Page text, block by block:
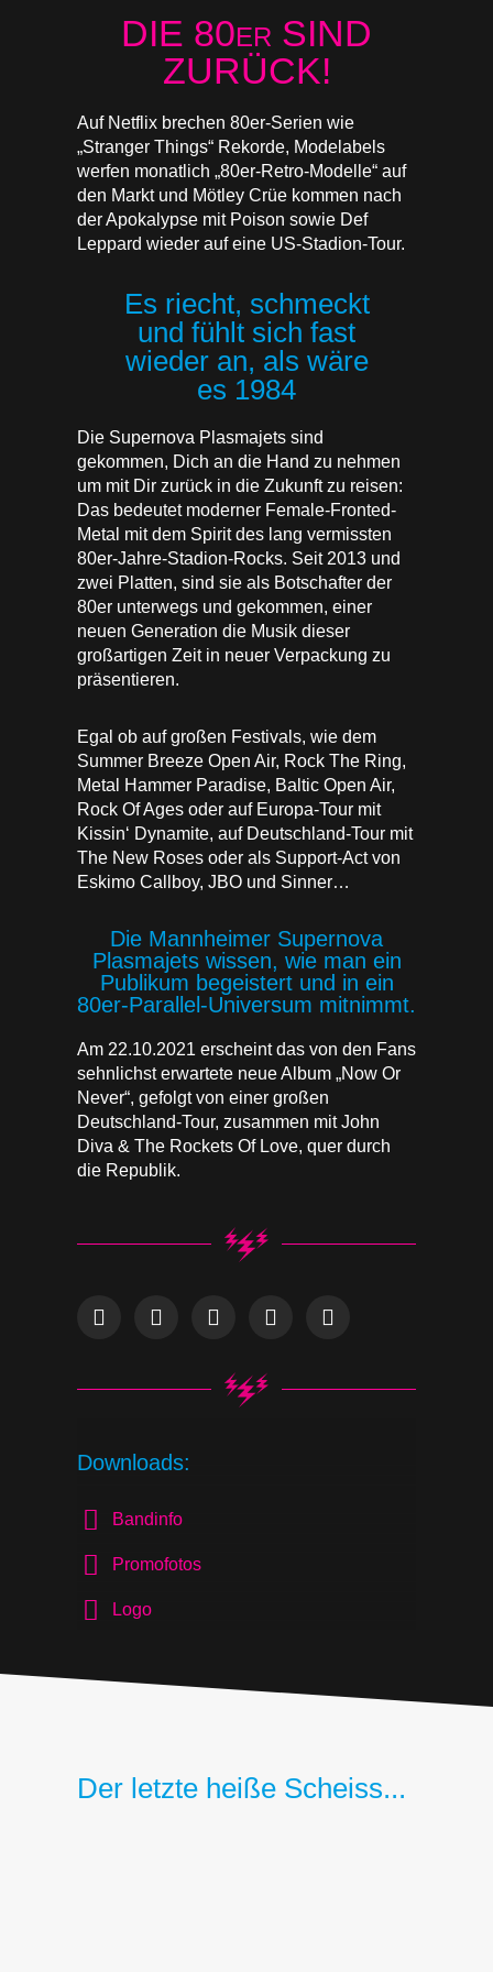
DIE 80ER SIND
ZURÜCK!
Auf Netflix brechen 80er-Serien wie
„Stranger Things“ Rekorde, Modelabels
werfen monatlich „80er-Retro-Modelle“ auf
den Markt und Mötley Crüe kommen nach
der Apokalypse mit Poison sowie Def
Leppard wieder auf eine US-Stadion-Tour.
Es riecht, schmeckt
und fühlt sich fast
wieder an, als wäre
es 1984
Die Supernova Plasmajets sind
gekommen, Dich an die Hand zu nehmen
um mit Dir zurück in die Zukunft zu reisen:
Das bedeutet moderner Female-Fronted-
Metal mit dem Spirit des lang vermissten
80er-Jahre-Stadion-Rocks. Seit 2013 und
zwei Platten, sind sie als Botschafter der
80er unterwegs und gekommen, einer
neuen Generation die Musik dieser
großartigen Zeit in neuer Verpackung zu
präsentieren.
Egal ob auf großen Festivals, wie dem
Summer Breeze Open Air, Rock The Ring,
Metal Hammer Paradise, Baltic Open Air,
Rock Of Ages oder auf Europa-Tour mit
Kissin‘ Dynamite, auf Deutschland-Tour mit
The New Roses oder als Support-Act von
Eskimo Callboy, JBO und Sinner…
Die Mannheimer Supernova
Plasmajets wissen, wie man ein
Publikum begeistert und in ein
80er-Parallel-Universum mitnimmt.
Am 22.10.2021 erscheint das von den Fans
sehnlichst erwartete neue Album „Now Or
Never“, gefolgt von einer großen
Deutschland-Tour, zusammen mit John
Diva & The Rockets Of Love, quer durch
die Republik.
Downloads:
Bandinfo
Promofotos
Logo
Der letzte heiße Scheiss...